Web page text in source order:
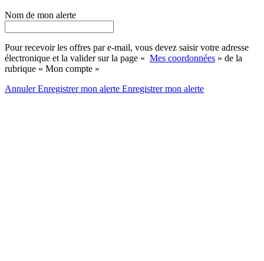
Nom de mon alerte
Pour recevoir les offres par e-mail, vous devez saisir votre adresse
électronique et la valider sur la page « Mes coordonnées » de la
rubrique « Mon compte »
AnnulerEnregistrer mon alerte Enregistrermon alerte